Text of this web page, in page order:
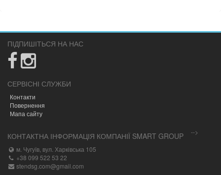
ПІДПИШІТЬСЯ НА НАС
СЕРВІСНІ СЛУЖБИ
Контакти
Повернення
Мапа сайту
-->
КОНТАКТНА ІНФОРМАЦІЯ КОМПАНІЇ SMART GROUP
м. Чугуїв, вул. Харківська 105
+38 099 522 53 22
stendsg.com@gmail.com